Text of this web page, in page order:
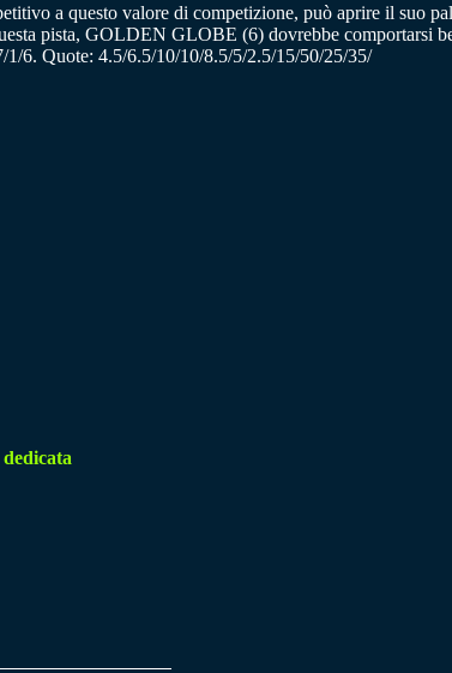
a questo valore di competizione, può aprire il
pista, GOLDEN GLOBE (6) dovrebbe comportarsi
6. Quote: 4.5/6.5/10/10/8.5/5/2.5/15/50/25/35/
dedicata